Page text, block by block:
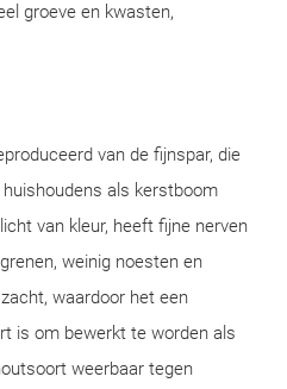
groeve en kwasten,
van de fijnspar, die
als kerstboom
van kleur, heeft fijne nerven
weinig noesten en
waardoor het een
is om bewerkt te worden als
weerbaar tegen